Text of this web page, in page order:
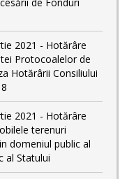
2021 - Hotărâre
Protocoalelor de
Hotărârii Consiliului
2021 - Hotărâre
terenuri
domeniul public al
al Statului